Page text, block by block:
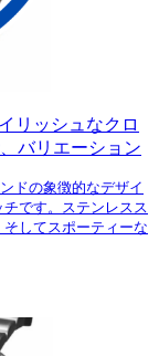
リッシュなクロ
バリエーション
ドの象徴的なデザイ
です。ステンレスス
してスポーティーな